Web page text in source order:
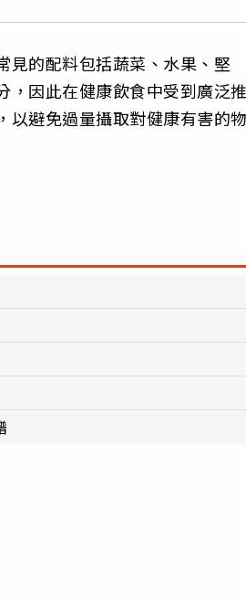
見的配料包括蔬菜、水果、堅
，因此在健康飲食中受到廣泛
以避免過量攝取對健康有害的